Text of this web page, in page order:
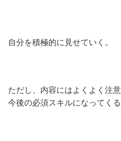
自分を積極的に見せていく。
ただし、内容にはよくよく注
今後の必須スキルになってくる